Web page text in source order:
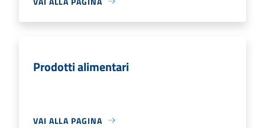
Prodotti alimentari
VAI ALLA PAGINA